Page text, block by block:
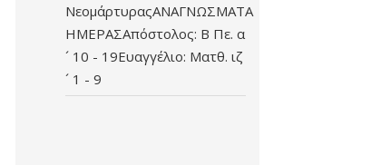
ΝεομάρτυραςΑΝΑΓΝΩΣΜΑΤΑ
ΗΜΕΡΑΣΑπόστολος: Β Πε. α
´ 10 - 19Ευαγγέλιο: Ματθ. ιζ
´ 1 - 9